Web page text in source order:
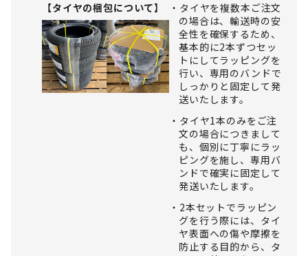
【タイヤの梱包について】
タイヤを複数本ご注文
の場合は、輸送時の安
全性を確保するため、
基本的に2本ずつセッ
トにしてラッピングを
行い、専用のバンドで
しっかりと固定して発
送いたします。
タイヤ1本のみをご注
文の場合につきまして
も、個別に丁寧にラッ
ピングを施し、専用バ
ンドで確実に固定して
発送いたします。
2本セットでラッピン
グを行う際には、タイ
ヤ表面への傷や摩擦を
防止する目的から、タ